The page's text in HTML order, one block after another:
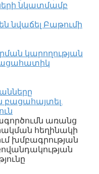
նկատմամբ
նվաճել Բաթումի
կարողության
առանց
հեղինակի
խմբագրության